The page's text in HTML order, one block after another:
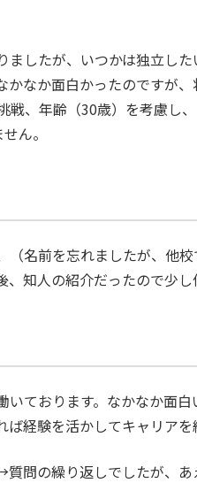
したが、いつかは独立し
なか面白かったのですが
、年齢（30歳）を考慮し
ん。
名前を忘れましたが、他
知人の紹介だったので少
ております。なかなか面
経験を活かしてキャリア
問の繰り返しでしたが、